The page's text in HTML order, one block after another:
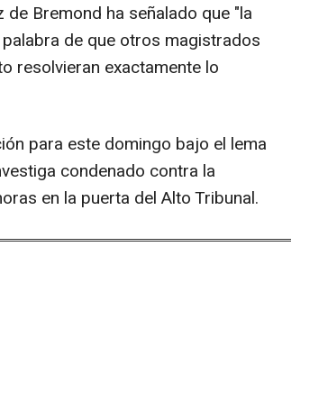
Bremond ha señalado que "la
de que otros magistrados
resolvieran exactamente lo
para este domingo bajo el lema
condenado contra la
en la puerta del Alto Tribunal.